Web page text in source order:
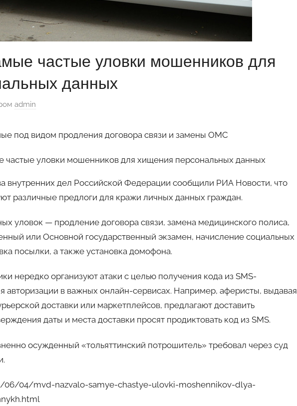
частые уловки мошенников для
данных
admin
под видом продления договора связи и замены ОМС
внутренних дел Российской Федерации сообщили РИА Новости, что
различные предлоги для кражи личных данных граждан.
уловок — продление договора связи, замена медицинского полиса,
или Основной государственный экзамен, начисление социальных
посылки, а также установка домофона.
нередко организуют атаки с целью получения кода из SMS-
авторизации в важных онлайн-сервисах. Например, аферисты, выдавая
доставки или маркетплейсов, предлагают доставить
даты и места доставки просят продиктовать код из SMS.
осужденный «тольяттинский потрошитель» требовал через суд
04/mvd-nazvalo-samye-chastye-ulovki-moshennikov-dlya-